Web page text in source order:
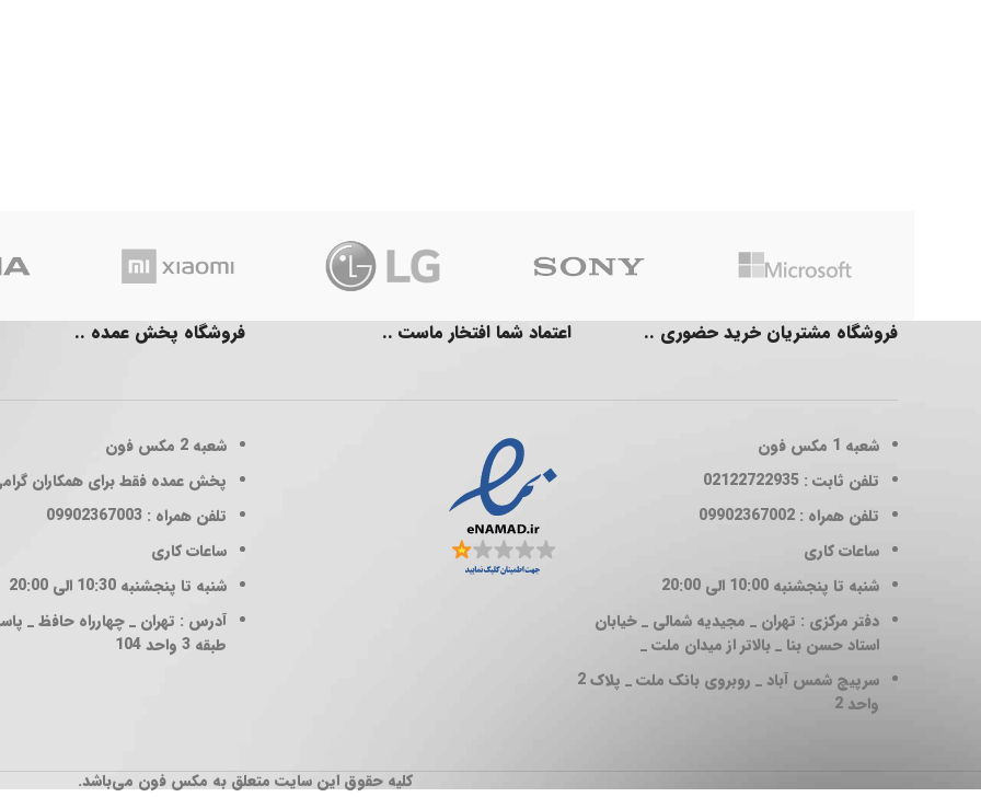
فروشگاه مشتریان خرید حضوری ..
شعبه 1
مکس فون
تلفن ثابت : 02122722935
تلفن همراه : 09902367002
ساعات کاری
شنبه تا پنجشنبه 10:00 الی 20:00
دفتر مرکزی : تهران _ مجیدیه شمالی _ خیابان
استاد حسن بنا _ بالاتر از میدان ملت _
سرپیچ شمس آباد _ روبروی بانک ملت _ پلاک 2
واحد 2
اعتماد شما افتخار ماست .. فروشگاه پخش عمده ..
شعبه 2
مکس فون
پخش عمده فقط برای همکاران
تلفن همراه : 09902367003
ساعات کاری
شنبه تا پنجشنبه 10:30 الی 20:00
آدرس : تهران _ چهارراه حافظ _
طبقه 3 واحد 104
کلیه حقوق این سایت متعلق به مکس فون می‌باشد.